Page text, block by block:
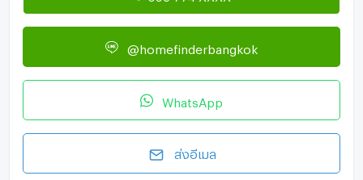
@homefinderbangkok
WhatsApp
ส่งอีเมล